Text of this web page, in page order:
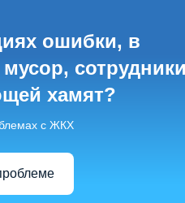
ошибки, в
сотрудники
хамят?
с ЖКХ